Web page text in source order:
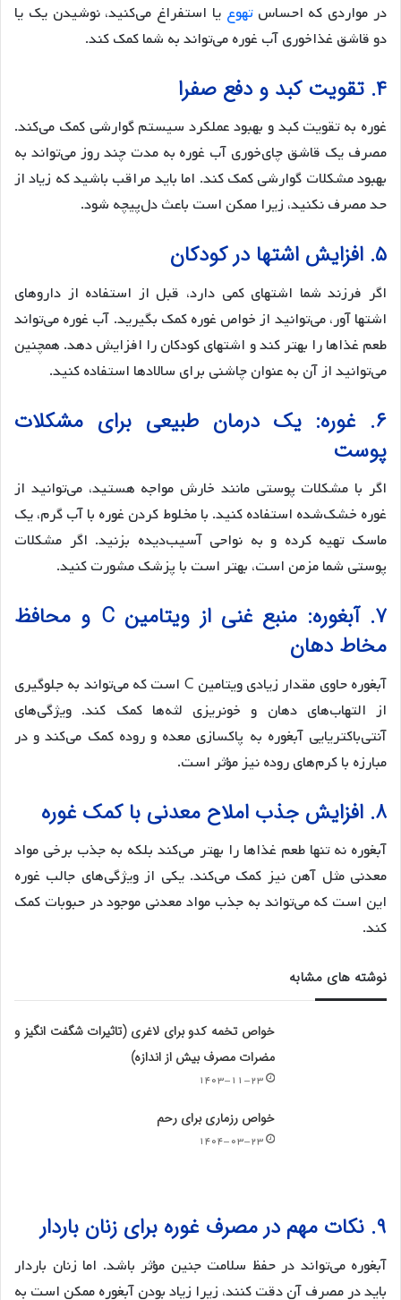
در مواردی که احساستهوع یا استفراغ می‌کنید، نوشیدن یک یا
دو قاشق غذاخوری آب غوره می‌تواند به شما کمک کند.
۴. تقویت کبد و دفع صفرا
غوره به تقویت کبد و بهبود عملکرد سیستم گوارشی کمک می‌کند.
مصرف یک قاشق چای‌خوری آب غوره به مدت چند روز می‌تواند به
بهبود مشکلات گوارشی کمک کند. اما باید مراقب باشید که زیاد از
حد مصرف نکنید، زیرا ممکن است باعث دل‌پیچه شود.
۵. افزایش اشتها در کودکان
اگر فرزند شما اشتهای کمی دارد، قبل از استفاده از داروهای
اشتها آور، می‌توانید از خواص غوره کمک بگیرید. آب غوره می‌تواند
طعم غذاها را بهتر کند و اشتهای کودکان را افزایش دهد. همچنین
می‌توانید از آن به عنوان چاشنی برای سالادها استفاده کنید.
۶. غوره: یک درمان طبیعی برای مشکلات
پوست
اگر با مشکلات پوستی مانند خارش مواجه هستید، می‌توانید از
غوره خشک‌شده استفاده کنید. با مخلوط کردن غوره با آب گرم، یک
ماسک تهیه کرده و به نواحی آسیب‌دیده بزنید. اگر مشکلات
پوستی شما مزمن است، بهتر است با پزشک مشورت کنید.
۷. آبغوره: منبع غنی از ویتامین C و محافظ
مخاط دهان
آبغوره حاوی مقدار زیادی ویتامین C است که می‌تواند به جلوگیری
از التهاب‌های دهان و خونریزی لثه‌ها کمک کند. ویژگی‌های
آنتی‌باکتریایی آبغوره به پاکسازی معده و روده کمک می‌کند و در
مبارزه با کرم‌های روده نیز مؤثر است.
۸. افزایش جذب املاح معدنی با کمک غوره
آبغوره نه تنها طعم غذاها را بهتر می‌کند بلکه به جذب برخی مواد
معدنی مثل آهن نیز کمک می‌کند. یکی از ویژگی‌های جالب غوره
این است که می‌تواند به جذب مواد معدنی موجود در حبوبات کمک
کند.
نوشته های مشابه
خواص تخمه کدو برای لاغری (تاثیرات شگفت انگیز و
مضرات مصرف بیش از اندازه)
۱۴۰۳-۱۱-۲۳
خواص رزماری برای رحم
۱۴۰۴-۰۳-۲۳
۹. نکات مهم در مصرف غوره برای زنان باردار
آبغوره می‌تواند در حفظ سلامت جنین مؤثر باشد. اما زنان باردار
باید در مصرف آن دقت کنند، زیرا زیاد بودن آبغوره ممکن است به